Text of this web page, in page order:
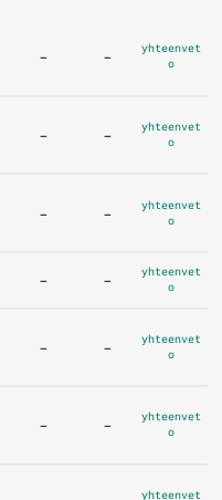
- -
yhteenvet
o
- -
yhteenvet
o
- -
yhteenvet
o
- -
yhteenvet
o
- -
yhteenvet
o
- -
yhteenvet
o
yhteenvet